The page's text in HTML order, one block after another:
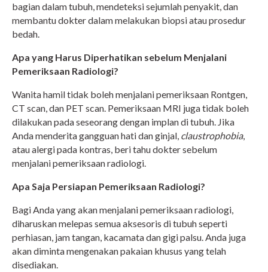
bagian dalam tubuh, mendeteksi sejumlah penyakit, dan
membantu dokter dalam melakukan biopsi atau prosedur
bedah.
Apa yang Harus Diperhatikan sebelum Menjalani
Pemeriksaan Radiologi?
Wanita hamil tidak boleh menjalani pemeriksaan Rontgen,
CT scan, dan PET scan. Pemeriksaan MRI juga tidak boleh
dilakukan pada seseorang dengan implan di tubuh. Jika
Anda menderita gangguan hati dan ginjal, claustrophobia,
atau alergi pada kontras, beri tahu dokter sebelum
menjalani pemeriksaan radiologi.
Apa Saja Persiapan Pemeriksaan Radiologi?
Bagi Anda yang akan menjalani pemeriksaan radiologi,
diharuskan melepas semua aksesoris di tubuh seperti
perhiasan, jam tangan, kacamata dan gigi palsu. Anda juga
akan diminta mengenakan pakaian khusus yang telah
disediakan.